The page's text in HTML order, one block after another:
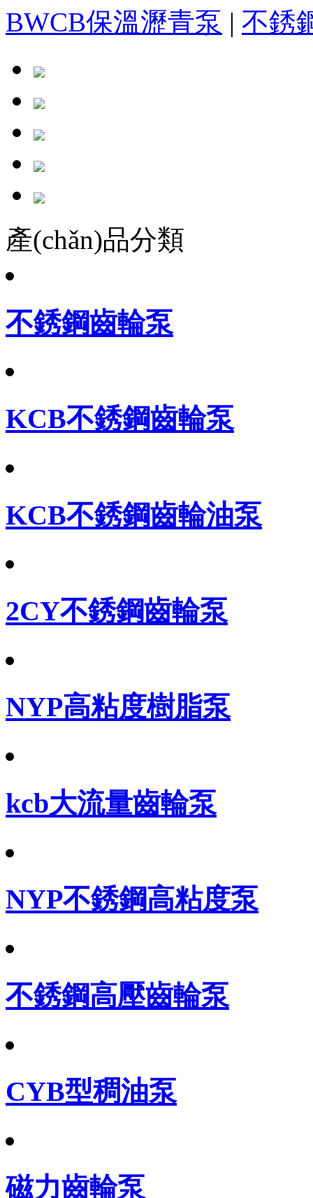
BWCB保溫瀝青泵 | 不銹
產(chǎn)品分類
不銹鋼齒輪泵
KCB不銹鋼齒輪泵
KCB不銹鋼齒輪油泵
2CY不銹鋼齒輪泵
NYP高粘度樹脂泵
kcb大流量齒輪泵
NYP不銹鋼高粘度泵
不銹鋼高壓齒輪泵
CYB型稠油泵
磁力齒輪泵